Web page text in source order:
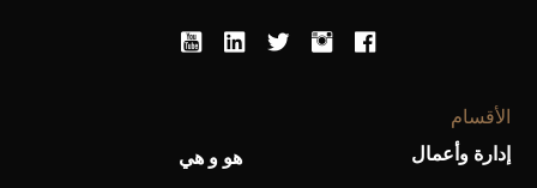
الأقسام
إدارة وأعمال
هو و هي